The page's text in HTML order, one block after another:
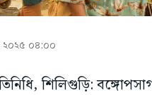
২০২৫ ০৪:০০
শিলিগুড়ি: